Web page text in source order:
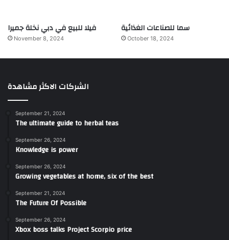
فيلا للبيع في دبي نخلة جميرا
November 8, 2024
سما للصناعات الغذائية
October 18, 2024
الشركات الاكثر مشاهدة
September 21, 2024
The ultimate guide to herbal teas
September 26, 2024
Knowledge is power
September 26, 2024
Growing vegetables at home, six of the best
September 21, 2024
The Future Of Possible
September 26, 2024
Xbox boss talks Project Scorpio price